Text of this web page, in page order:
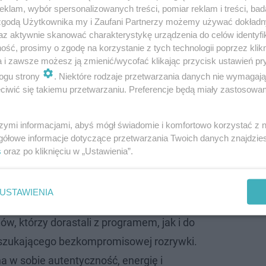
gwiazdy różnych reality, jak i zupełnie nowi
Sebastian Tokarz, Amanda Gorońska,
Jakubiec, Mateusz Szczepanik. W roli bossa
kierunek decyzji programowych i
odsłonie wyłącznie dla widzów
że POLSKA SHORE trafi zarówno do
którzy dorastali z programem, jak i do
bezkompromisowej rozrywki.
w sobie autentyczność, energię i
wybór spersonalizowanych treści, pomiar reklam i treści,
Użytkownika my i Zaufani Partnerzy możemy używać
aktywnie skanować charakterystykę urządzenia do celów
prosimy o zgodę na korzystanie z tych technologii poprzez
i zawsze możesz ją zmienić/wycofać klikając przycisk ustawień
strony
. Niektóre rodzaje przetwarzania danych nie
się takiemu przetwarzaniu. Preferencje będą miały
informacjami, abyś mógł świadomie i komfortowo korzystać z
informacje dotyczące przetwarzania Twoich danych
oraz po kliknięciu w „Ustawienia”.
USTAWIENIA